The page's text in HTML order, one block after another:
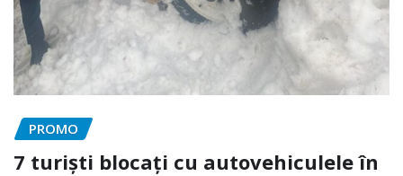
PROMO
7 turiști blocați cu autovehiculele în